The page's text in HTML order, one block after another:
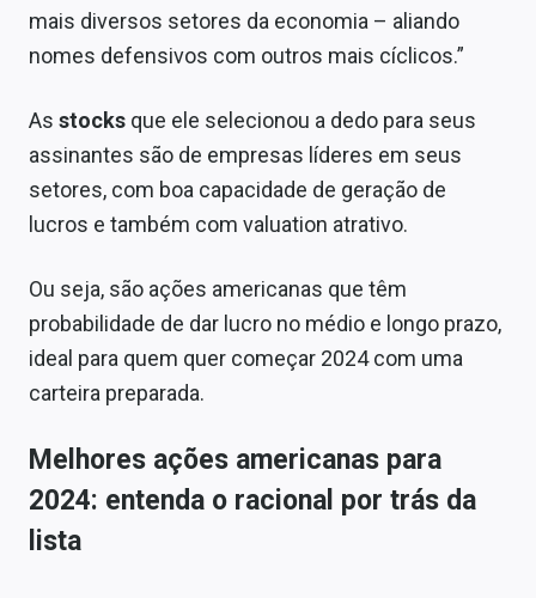
Colunas
Especiais
Internacional
Marketing
Tecnologia
Conteúdo de Marca
Sobre
Expediente
Contato
mais diversos setores da economia – aliando
nomes defensivos com outros mais cíclicos.”
As stocks que ele selecionou a dedo para seus
assinantes são de empresas líderes em seus
setores, com boa capacidade de geração de
lucros e também com valuation atrativo.
Ou seja, são ações americanas que têm
probabilidade de dar lucro no médio e longo prazo,
ideal para quem quer começar 2024 com uma
carteira preparada.
Melhores ações americanas para
2024: entenda o racional por trás da
lista